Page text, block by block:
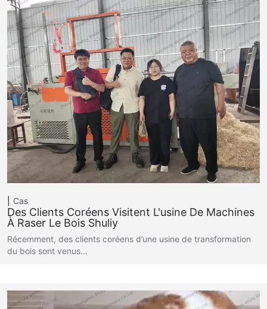
Cas
Des Clients Coréens Visitent L'usine De Machines
À Raser Le Bois Shuliy
Récemment, des clients coréens d’une usine de transformation
du bois sont venus…